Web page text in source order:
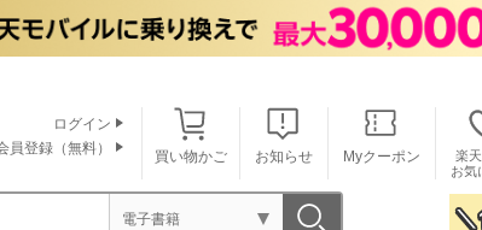
買い物かご お知らせ Myクーポン
楽
お気
ログイン
員登録（無料）
電子書籍